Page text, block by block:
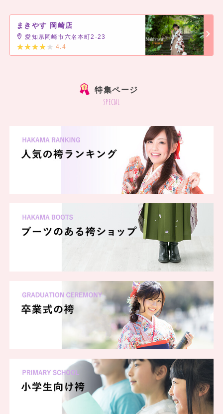
まきやす 岡崎店
愛知県岡崎市六名本町2-23
4.4
特集ページ
special